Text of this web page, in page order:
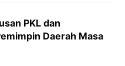
PKL dan
Daerah Masa